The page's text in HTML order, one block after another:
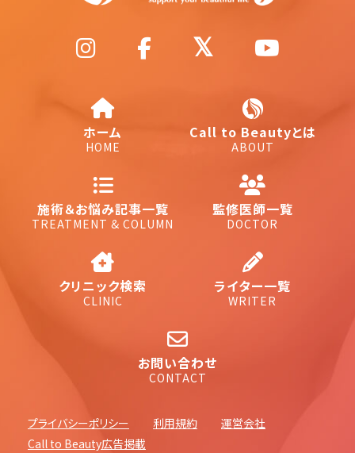
ホーム
HOME
Call to Beautyとは
ABOUT
施術＆お悩み記事一覧
TREATMENT & COLUMN
監修医師一覧
DOCTOR
クリニック検索
CLINIC
ライター一覧
WRITER
お問い合わせ
CONTACT
プライバシーポリシー 利用規約
運営会社
Call to Beauty広告掲載